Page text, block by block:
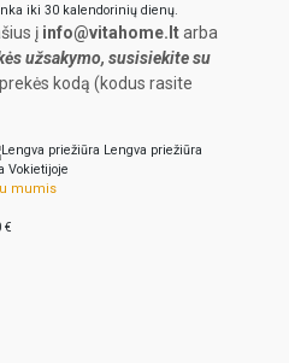
iki 30 kalendorinių dienų.
į info@vitahome.ltarba
užsakymo, susisiekite su
kodą (kodus rasite
Lengva priežiūra
Vokietijoje
mumis
€